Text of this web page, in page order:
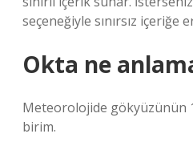
seçeneğiyle sınırsız içeriğe
Okta ne
Meteorolojide gökyüzünün
birim.